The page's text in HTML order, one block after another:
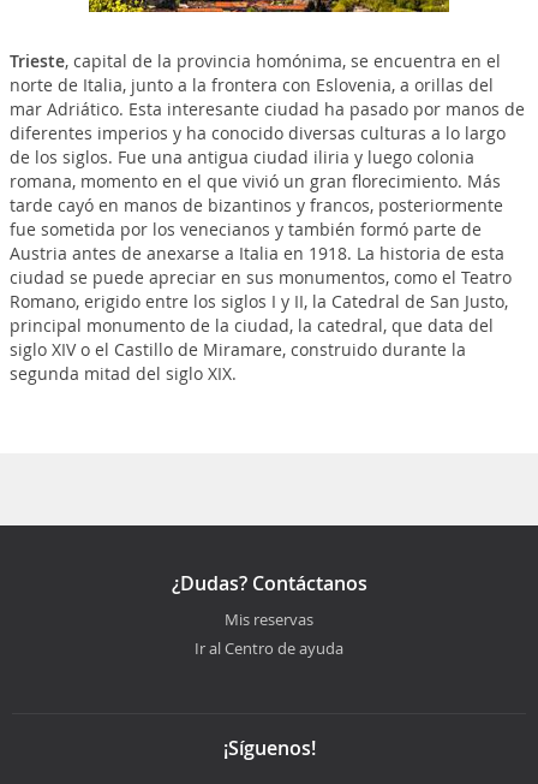
Trieste, capital de la provincia homónima, se encuentra en el
norte de Italia, junto a la frontera con Eslovenia, a orillas del
mar Adriático. Esta interesante ciudad ha pasado por manos de
diferentes imperios y ha conocido diversas culturas a lo largo
de los siglos. Fue una antigua ciudad iliria y luego colonia
romana, momento en el que vivió un gran florecimiento. Más
tarde cayó en manos de bizantinos y francos, posteriormente
fue sometida por los venecianos y también formó parte de
Austria antes de anexarse a Italia en 1918. La historia de esta
ciudad se puede apreciar en sus monumentos, como el Teatro
Romano, erigido entre los siglos I y II, la Catedral de San Justo,
principal monumento de la ciudad, la catedral, que data del
siglo XIV o el Castillo de Miramare, construido durante la
segunda mitad del siglo XIX.
¿Dudas? Contáctanos
Mis reservas
Ir al Centro de ayuda
¡Síguenos!